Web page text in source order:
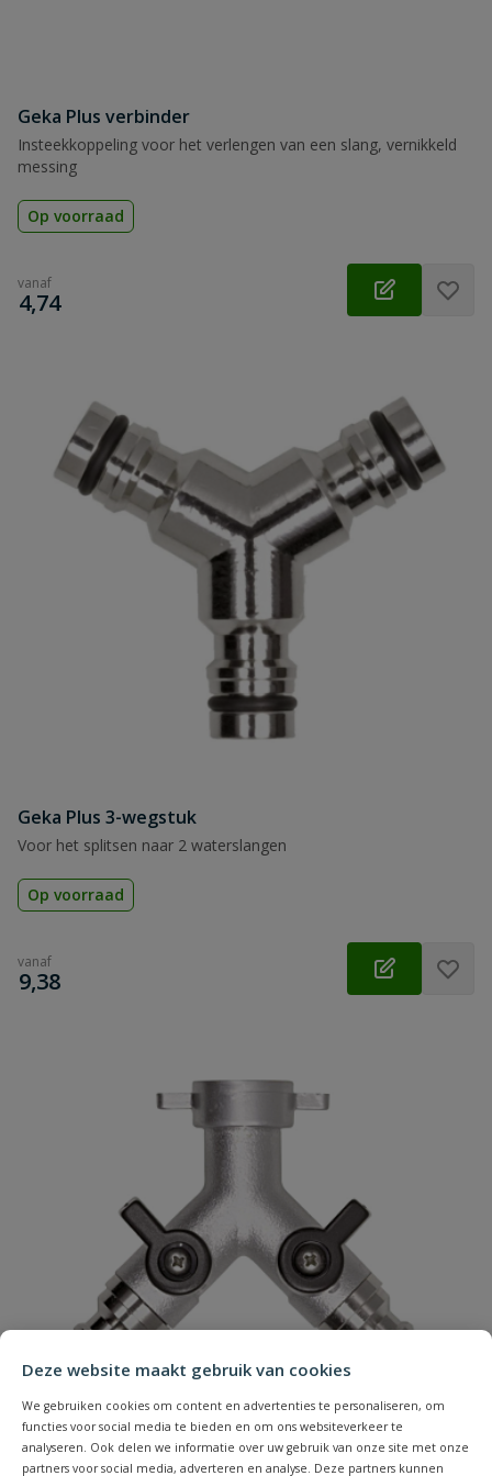
Deze website maakt gebruik van cookies
We gebruiken cookies om content en advertenties te personaliseren, om
functies voor social media te bieden en om ons websiteverkeer te
analyseren. Ook delen we informatie over uw gebruik van onze site met onze
partners voor social media, adverteren en analyse. Deze partners kunnen
Geka Plus verbinder
Insteekkoppeling voor het verlengen van een slang, vernikkeld
messing
Op voorraad
vanaf
€
4,74
Geka Plus 3-wegstuk
Voor het splitsen naar 2 waterslangen
Op voorraad
vanaf
€
9,38